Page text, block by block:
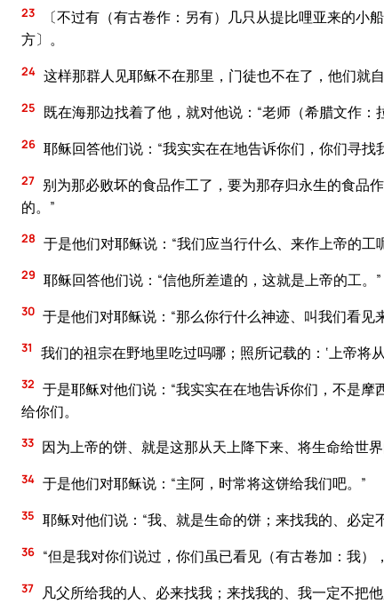
23
〔不过有（有古卷作：另有）几只从提比哩亚来的
方〕。
24 这样那群人见耶稣不在那里，门徒也不在了，他们就
25 既在海那边找着了他，就对他说：“老师（希腊文作：
26 耶稣回答他们说：“我实实在在地告诉你们，你们寻
27 别为那必败坏的食品作工了，要为那存归永生的食品
的。”
28 于是他们对耶稣说：“我们应当行什么、来作上帝的工
29 耶稣回答他们说：“信他所差遣的，这就是上帝的工。”
30 于是他们对耶稣说：“那么你行什么神迹、叫我们看见
31 我们的祖宗在野地里吃过吗哪；照所记载的：‘上帝将
32 于是耶稣对他们说：“我实实在在地告诉你们，不是
给你们。
33 因为上帝的饼、就是这那从天上降下来、将生命给世界
34 于是他们对耶稣说：“主阿，时常将这饼给我们吧。”
35 耶稣对他们说：“我、就是生命的饼；来找我的、必定
36 “但是我对你们说过，你们虽已看见（有古卷加：我）
37 凡父所给我的人、必来找我；来找我的、我一定不把他